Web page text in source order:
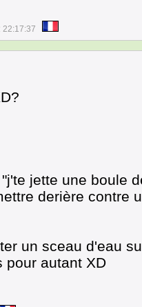
22:17:37
jette une boule
derière contre
un sceau d'eau
pour autant XD